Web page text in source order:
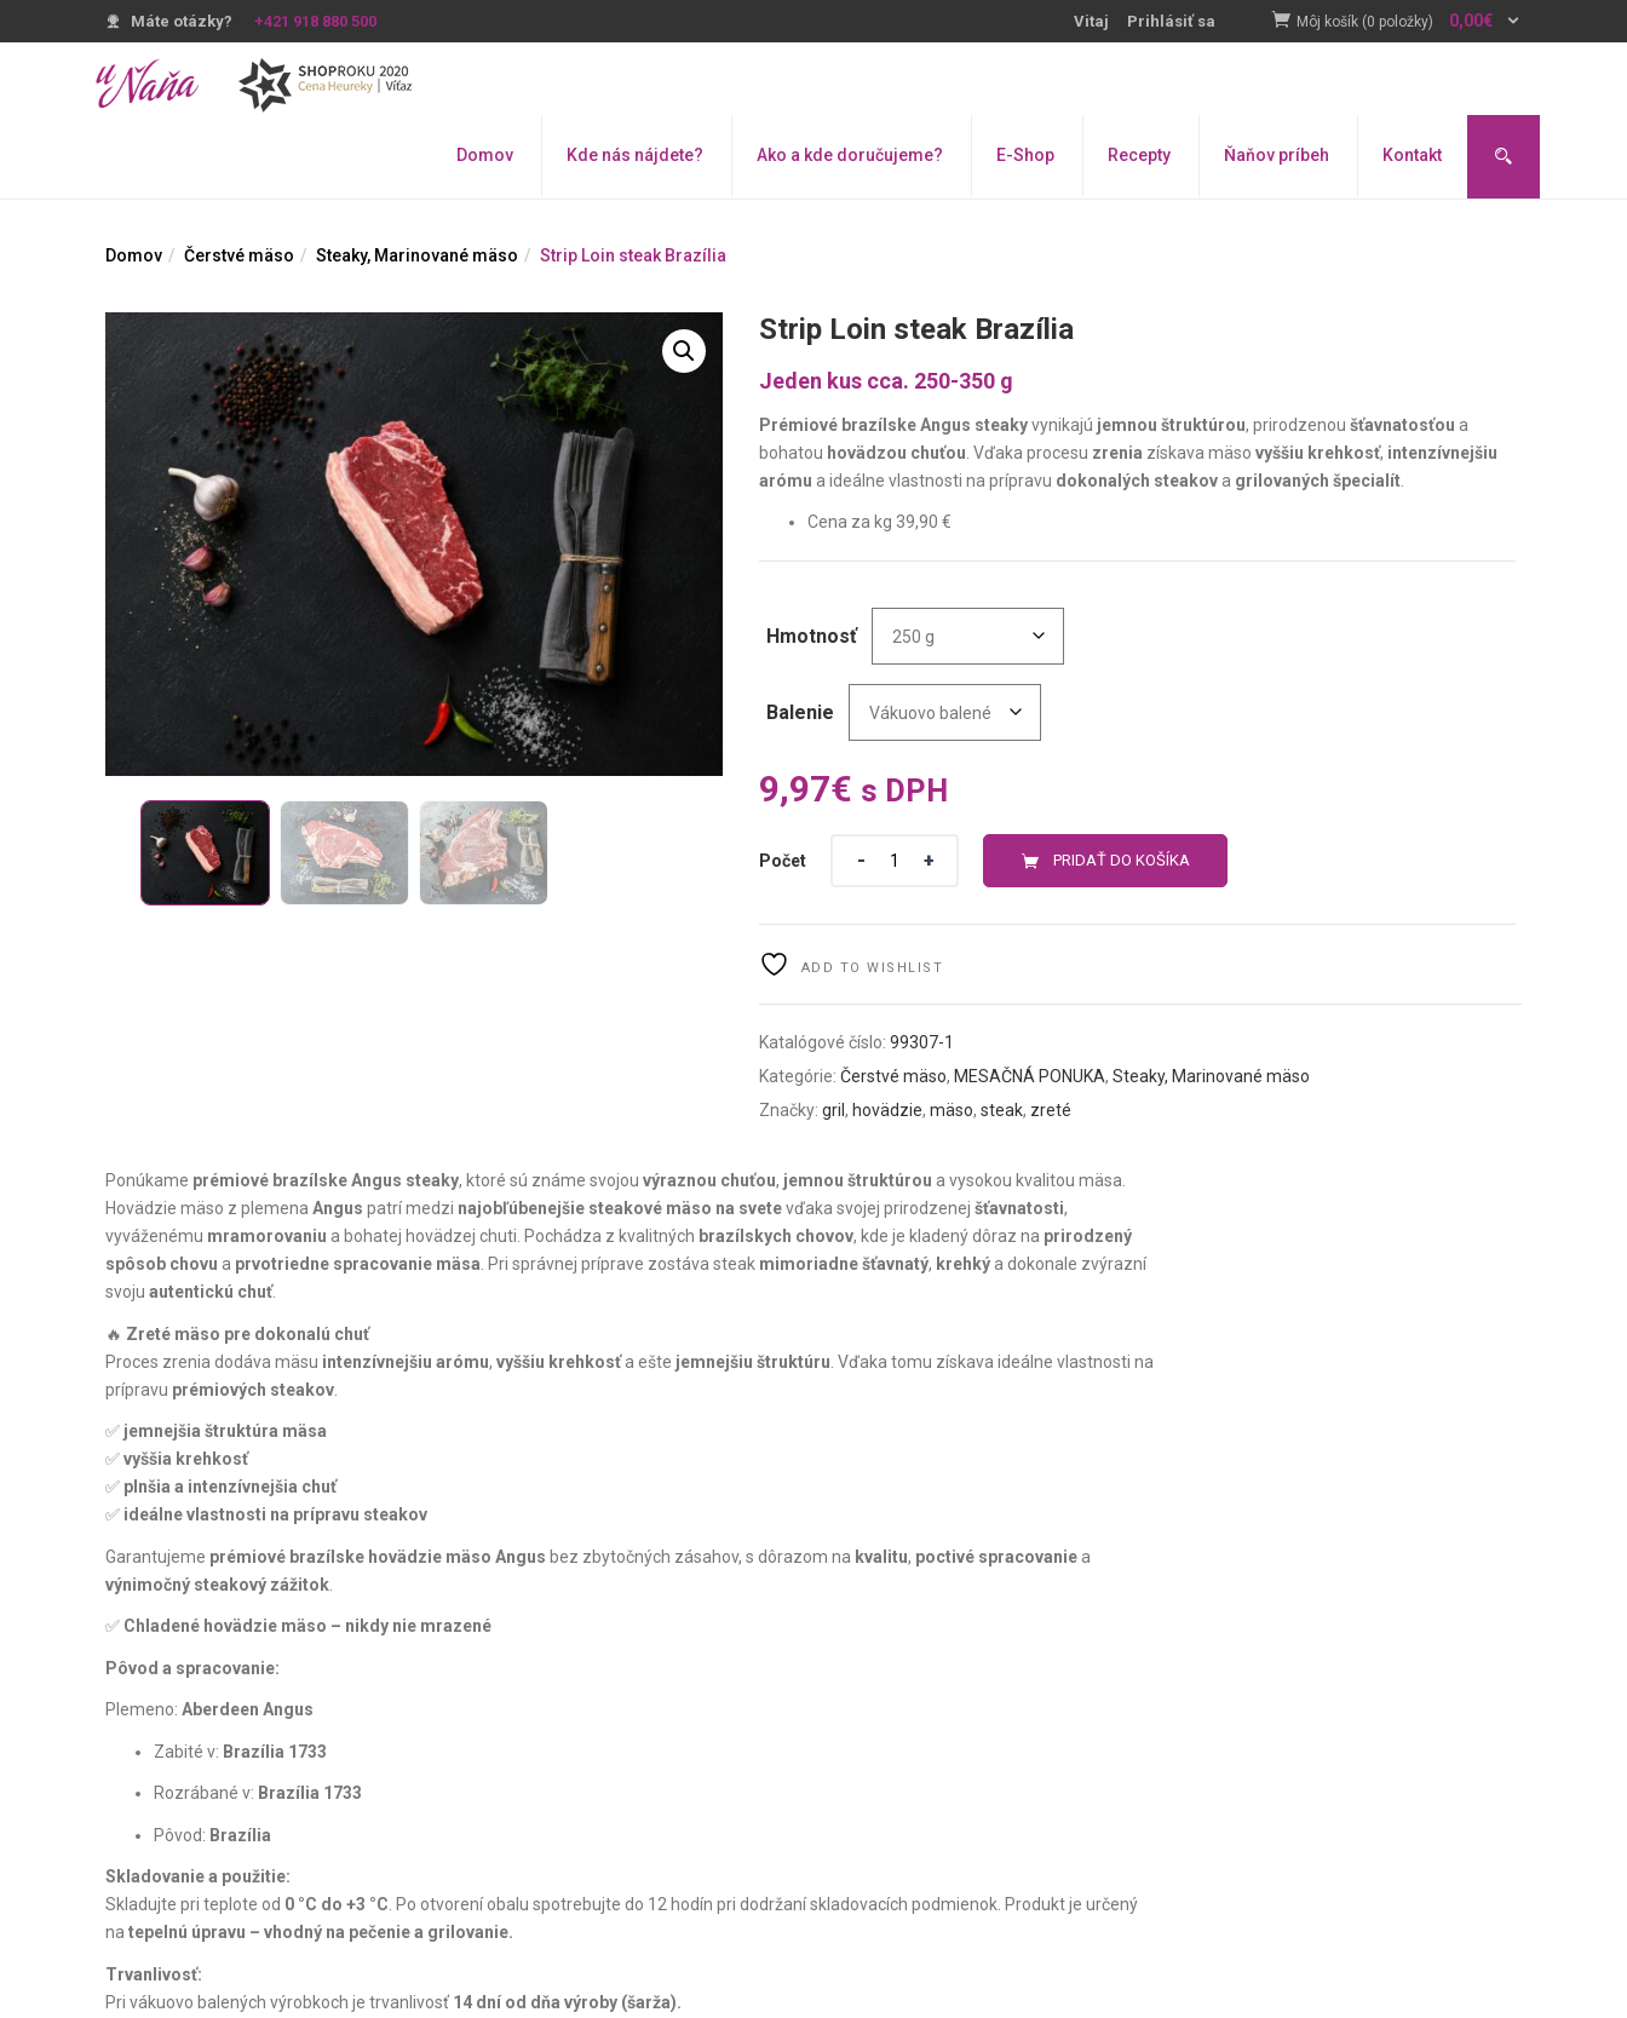
Máte otázky? +421 918 880 500 Vitaj Prihlásiť sa Môj košík (0 položky) 0,00€
Domov Kde nás nájdete? Ako a kde doručujeme? E-Shop Recepty Ňaňov príbeh Kontakt
Domov Čerstvé mäso Steaky, Marinované mäso Strip Loin steak Brazília
Strip Loin steak Brazília
Jeden kus cca. 250-350 g
Prémiové brazílske Angus steakyvynikajú jemnou štruktúrou, prirodzenou šťavnatosťou a
bohatou hovädzou chuťou . Vďaka procesu zrenia získava mäso vyššiu krehkosť, intenzívnejšiu
arómu a ideálne vlastnosti na prípravu dokonalých steakov a grilovaných špecialít
Cena za kg 39,90 €
Hmotnosť
Balenie
9,97€ s DPH
Počet PRIDAŤ DO KOŠÍKA
ADD TO WISHLIST
Katalógové číslo: 99307-1
Kategórie: Čerstvé mäso, MESAČNÁ PONUKA, Steaky, Marinované mäso
Značky: gril , hovädzie, mäso, steak, zreté
Ponúkame prémiové brazílske Angus steaky, ktoré sú známe svojou výraznou chuťou, jemnou štruktúrou a vysokou kvalitou mäsa.
Hovädzie mäso z plemena Angus patrí medzi najobľúbenejšie steakové mäso na svetevďaka svojej prirodzenej šťavnatosti,
vyváženému mramorovaniu a bohatej hovädzej chuti. Pochádza z kvalitných brazílskych chovov, kde je kladený dôraz na prirodzený
spôsob chovu a prvotriedne spracovanie mäsa . Pri správnej príprave zostáva steak mimoriadne šťavnatý, krehký a dokonale zvýrazní
svoju autentickú chuť.
🔥 Zreté mäso pre dokonalú chuť
Proces zrenia dodáva mäsu intenzívnejšiu arómu, vyššiu krehkosťa ešte jemnejšiu štruktúru . Vďaka tomu získava ideálne vlastnosti na
prípravu prémiových steakov
✅ jemnejšia štruktúra mäsa
✅vyššia krehkosť
✅ plnšia a intenzívnejšia chuť
✅ ideálne vlastnosti na prípravu steakov
Garantujeme prémiové brazílske hovädzie mäso Angus bez zbytočných zásahov, s dôrazom na kvalitu, poctivé spracovanie a
výnimočný steakový zážitok
✅ Chladené hovädzie mäso – nikdy nie mrazené
Pôvod a spracovanie:
Plemeno: Aberdeen Angus
Zabité v: Brazília 1733
Rozrábané v: Brazília 1733
Pôvod: Brazília
Skladovanie a použitie:
Skladujte pri teplote od 0 °C do +3 °C . Po otvorení obalu spotrebujte do 12 hodín pri dodržaní skladovacích podmienok. Produkt je určený
na tepelnú úpravu – vhodný na pečenie a grilovanie.
Trvanlivosť:
Pri vákuovo balených výrobkoch je trvanlivosť 14 dní od dňa výroby (šarža).